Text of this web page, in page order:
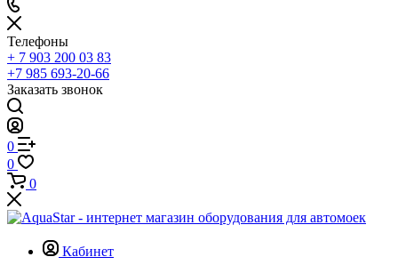
Телефоны
+ 7 903 200 03 83
+7 985 693-20-66
Заказать звонок
0
0
0
Кабинет